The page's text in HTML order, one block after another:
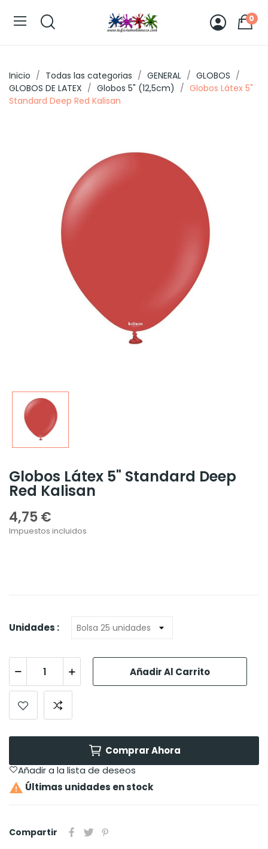
0
Inicio Todas las categorias GENERAL
GLOBOS
GLOBOS DE LATEX
Globos 5" (12,5cm)
Globos Látex 5"
Standard Deep Red Kalisan
Globos Látex 5" Standard Deep
Red Kalisan
4,75 €
Impuestos incluidos
Unidades :
Añadir Al Carrito
Comprar Ahora
Añadir a la lista de deseos
 Últimas unidades en stock
Compartir